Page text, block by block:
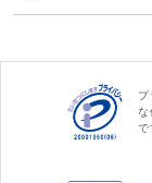
な
で